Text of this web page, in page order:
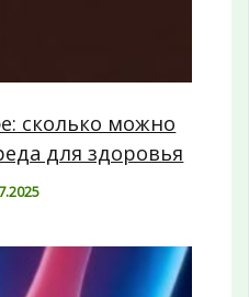
сколько можно
для здоровья